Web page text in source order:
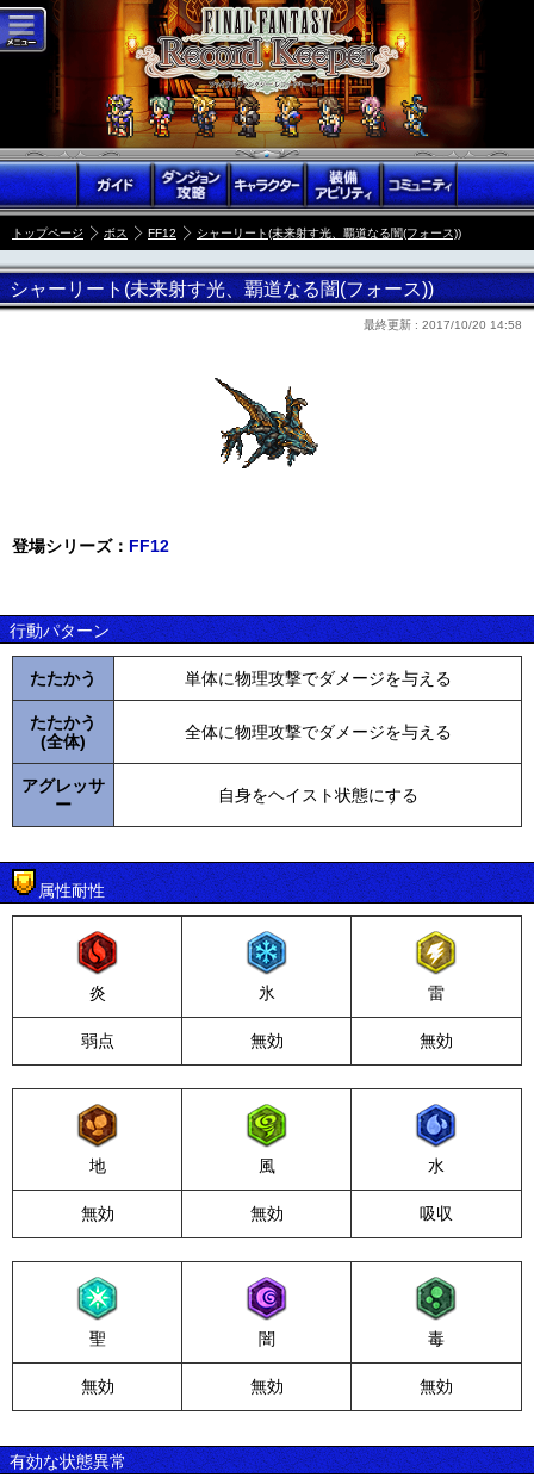
トップページ ボス FF12 シャーリート(未来射す光、覇道なる闇(フォース))
シャーリート(未来射す光、覇道なる闇(フォース))
最終更新 : 2017/10/20 14:58
登場シリーズ： FF12
行動パターン
たたかう 単体に物理攻撃でダメージを与える
たたかう
(全体)
全体に物理攻撃でダメージを与える
アグレッサ
ー
自身をヘイスト状態にする
属性耐性
炎 氷 雷
弱点 無効 無効
地 風 水
無効 無効 吸収
聖 闇 毒
無効 無効 無効
有効な状態異常